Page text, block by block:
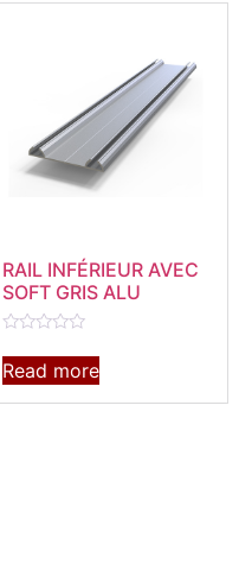
RAIL INFÉRIEUR AVEC
SOFT GRIS ALU
0
out
5
Read more